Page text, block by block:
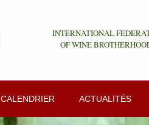
INTERNATIONAL
OF WINE
CALENDRIER ACTUALITÉS